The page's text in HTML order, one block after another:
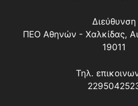
Διεύθυνση
ΠΕΟ Αθηνών - Χαλκίδας,
19011
Τηλ.